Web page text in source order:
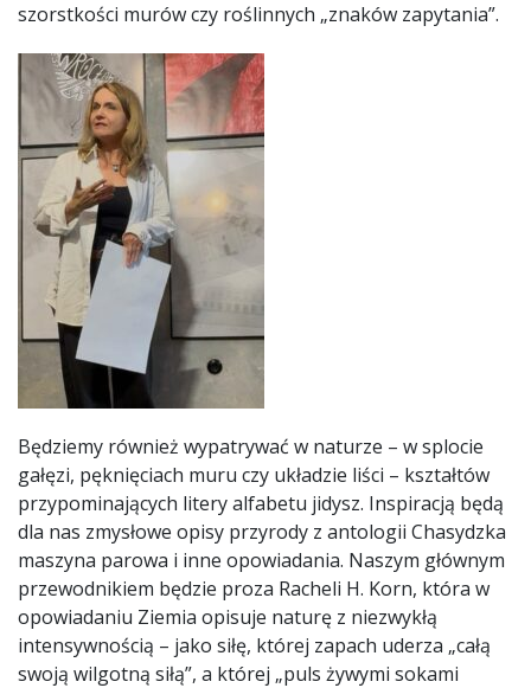
szorstkości murów czy roślinnych „znaków zapytania”.
Będziemy również wypatrywać w naturze – w splocie
gałęzi, pęknięciach muru czy układzie liści – kształtów
przypominających litery alfabetu jidysz. Inspiracją będą
dla nas zmysłowe opisy przyrody z antologii Chasydzka
maszyna parowa i inne opowiadania. Naszym głównym
przewodnikiem będzie proza Racheli H. Korn, która w
opowiadaniu Ziemia opisuje naturę z niezwykłą
intensywnością – jako siłę, której zapach uderza „całą
swoją wilgotną siłą”, a której „puls żywymi sokami